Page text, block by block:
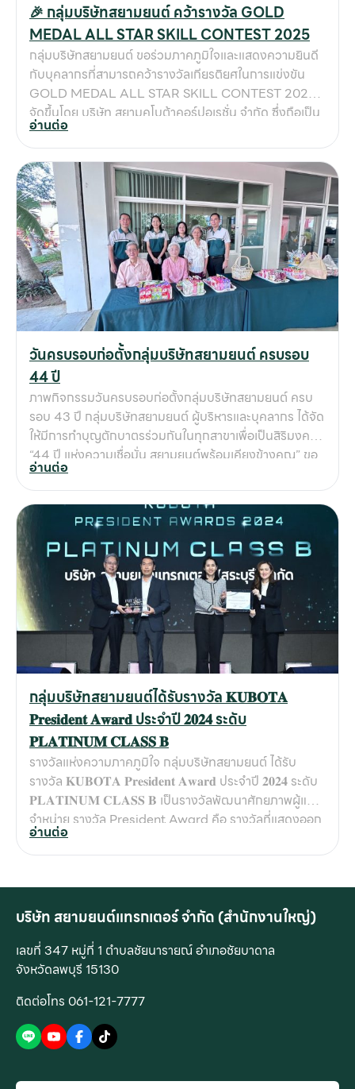
🎉 กลุ่มบริษัทสยามยนต์ คว้ารางวัล GOLD
MEDAL ALL STAR SKILL CONTEST 2025
กลุ่มบริษัทสยามยนต์ ขอร่วมภาคภูมิใจและแสดงความยินดี
กับบุคลากรที่สามารถคว้ารางวัลเกียรติยศในการแข่งขัน
GOLD MEDAL ALL STAR SKILL CONTEST 2025
จัดขึ้นโดย บริษัท สยามคูโบต้าคอร์ปอเรชั่น จำกัด ซึ่งถือเป็น
เวทีการแข่งขันทักษะระดับประเทศ ที่คัดเลือกผู้เข้าแข่งขัน
จากทั่วประเทศ มาประชันความรู้ ความสามารถ และความ
เชี่ยวชาญในสายงานต่าง ๆ 🏆 ในปีนี้ บุคลากรของกลุ่ม
บริษัทสยามยนต์สามารถสร้างชื่อเสียงและผลงานที่โดดเด่น
โดยได้รับรางวัลดังนี้ การได้รับรางวัลครั้งนี้ ไม่เพียงเป็น
ความสำเร็จของบุคลากรแต่ละท่านเท่านั้น แต่ยังเป็นหลักฐาน
ยืนยันถึงความมุ่งมั่นของกลุ่มบริษัทสยามยนต์ ในการ
พัฒนาศักยภาพบุคลากรอย่างต่อเนื่อง ให้มีความรู้ ความ
สามารถ และความเชี่ยวชาญที่ทันต่อการเปลี่ยนแปลงของ
อุตสาหกรรมเกษตรและเครื่องจักรกลหนัก ✨ รางวัลที่ได้รับ
สะท้อนถึงมาตรฐานในการทำงานที่เป็นเลิศของพนักงาน
สยามยนต์ และยังเป็นการการันตีให้กับลูกค้าว่า ทุกการ
บริการจากสยามยนต์จะเต็มไปด้วยคุณภาพ ความเชี่ยวชาญ
และการดูแลเอาใจใส่อย่างดีที่สุด 🚜 พันธกิจของสยามยนต์:
ก้าวสู่การเป็นพันธมิตรที่ลูกค้าไว้วางใจ กลุ่มบริษัทสยาม
ยนต์จะยังคงเดินหน้าพัฒนาศักยภาพบุคลากรในทุกมิติ ไม่
ว่าจะเป็นงานขาย งานบริการ งานซ่อมบำรุง หรือการดูแล
อะไหล่ โดยมีเป้าหมายสำคัญคือการ ยกระดับมาตรฐานการให้
บริการ และการสร้างความมั่นใจให้กับลูกค้าว่า สยามยนต์คือ
พันธมิตรที่พร้อมจะอยู่เคียงข้างลูกค้าในทุกความสำเร็จ 📞
ติดต่อสอบถามรายละเอียดสินค้าคูโบต้า
อ่านต่อ
วันครบรอบก่อตั้งกลุ่มบริษัทสยามยนต์ ครบรอบ
44 ปี
ภาพกิจกรรมวันครบรอบก่อตั้งกลุ่มบริษัทสยามยนต์ ครบ
รอบ 43 ปี กลุ่มบริษัทสยามยนต์ ผู้บริหารและบุคลากร ได้จัด
ให้มีการทำบุญตักบาตรร่วมกันในทุกสาขาเพื่อเป็นสิริมงคล
“44 ปี แห่งความเชื่อมั่น สยามยนต์พร้อมเคียงข้างคุณ” ขอ
ขอบคุณลูกค้าทุกท่าน ที่ไว้วางใจใช้บริการกับสยามยนต์มา
ตลอด 44 ปี เราขอสัญญาว่าจะมุ่งมั่นพัฒนาบริการ และ
ความเชี่ยวชาญด้านเครื่องจักรกลฯ พร้อมดำเนินธุรกิจที่รับ
ผิดชอบต่อสังคมและสิ่งแวดล้อม เพื่อตอบโจทย์ธุรกิจของ
ลูกค้าให้เติบโตร่วมกันอย่างยั่งยืน
อ่านต่อ
กลุ่มบริษัทสยามยนต์ได้รับรางวัล 𝐊𝐔𝐁𝐎𝐓𝐀
𝐏𝐫𝐞𝐬𝐢𝐝𝐞𝐧𝐭 𝐀𝐰𝐚𝐫𝐝 ประจำปี 𝟐𝟎𝟐𝟒 ระดับ
𝐏𝐋𝐀𝐓𝐈𝐍𝐔𝐌 𝐂𝐋𝐀𝐒𝐒 𝐁
รางวัลแห่งความภาคภูมิใจ กลุ่มบริษัทสยามยนต์ ได้รับ
รางวัล 𝐊𝐔𝐁𝐎𝐓𝐀 𝐏𝐫𝐞𝐬𝐢𝐝𝐞𝐧𝐭 𝐀𝐰𝐚𝐫𝐝 ประจำปี 𝟐𝟎𝟐𝟒 ระดับ
𝐏𝐋𝐀𝐓𝐈𝐍𝐔𝐌 𝐂𝐋𝐀𝐒𝐒 𝐁 เป็นรางวัลพัฒนาศักยภาพผู้แทน
จำหน่าย รางวัล President Award คือ รางวัลที่แสดงออก
ถึงความเป็นเลิศในทุกๆด้าน อันได้แก่ ในโอกาสนี้ กลุ่มบริษัท
สยามยนต์ สระบุรี-ลพบุรี ต้อง #ขอขอบคุณลูกค้าผู้มีอุปการ
ปี เราขอให้คำมั่นสัญญาว่าจะรักษามาตรฐานและมุ่งมั่น
ชุมชน สังคมเกษตรกรรม พันธมิตรและเครือข่าย ให้เติบโต
อย่างยั่งยืนไปด้วยกัน
อ่านต่อ
บริษัท สยามยนต์แทรกเตอร์ จำกัด (สำนักงานใหญ่)
เลขที่ 347 หมู่ที่ 1 ตำบลชัยนารายณ์ อำเภอชัยบาดาล
จังหวัดลพบุรี 15130
ติดต่อโทร 061-121-7777